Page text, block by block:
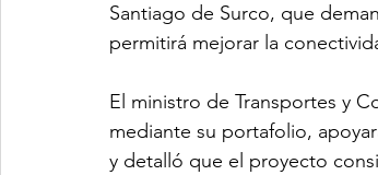
Santiago de Surco, que
permitirá mejorar la
El ministro de Transportes y
mediante su portafolio,
y detalló que el proyecto